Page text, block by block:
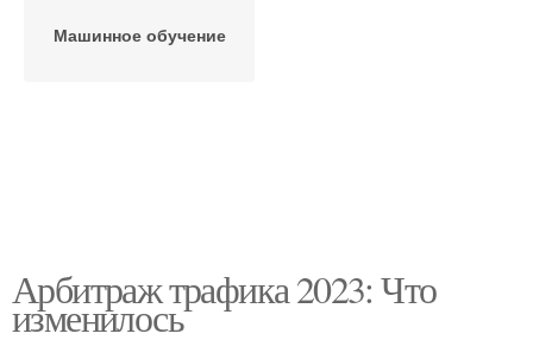
Машинное обучение
Арбитраж трафика 2023: Что
изменилось